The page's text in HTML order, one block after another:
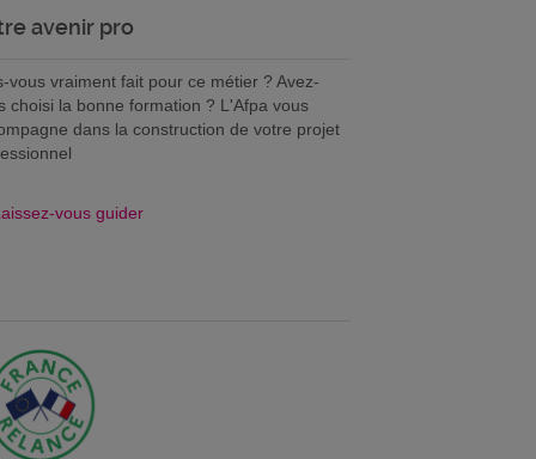
avenir pro
vous vraiment fait pour ce métier ? Avez-
choisi la bonne formation ? L'Afpa vous
dans la construction de votre projet
vous guider